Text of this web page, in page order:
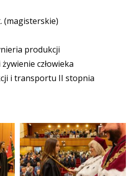
(magisterskie)
produkcji
człowieka
i transportu II stopnia